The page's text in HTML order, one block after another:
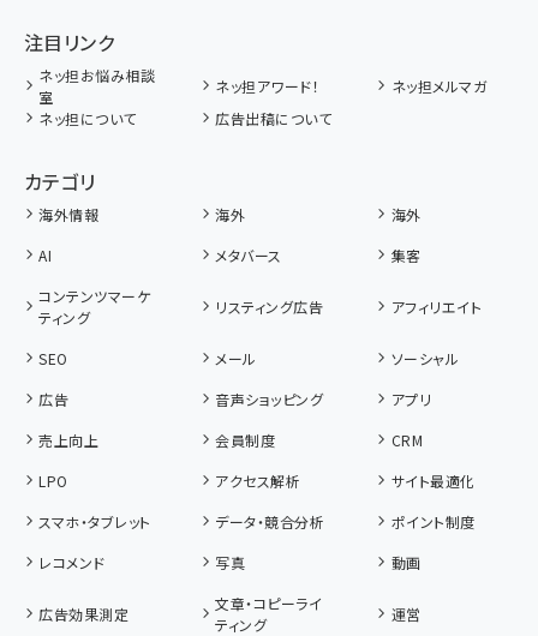
注目リンク
ネッ担お悩み相談
室
ネッ担アワード！
ネッ担メルマガ
ネッ担について
広告出稿について
カテゴリ
海外情報 海外
海外
AI
メタバース
集客
コンテンツマーケ
ティング
リスティング広告 アフィリエイト
SEO メール
ソーシャル
広告
音声ショッピング
アプリ
売上向上
会員制度
CRM
LPO
アクセス解析
サイト最適化
スマホ・タブレット
データ・競合分析
ポイント制度
レコメンド
写真 動画
広告効果測定
文章・コピーライ
ティング
運営